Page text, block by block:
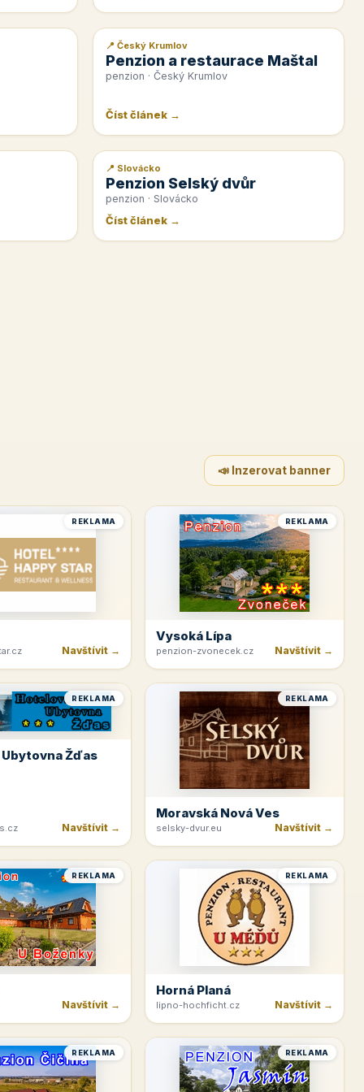
📰 PR článek
📍 Český Krumlov
Penzion a restaurace Maštal
penzion · Český Krumlov
Číst článek →
📰 PR článek
📍 Slovácko
Penzion Selský dvůr
penzion · Slovácko
Číst článek →
📣 Inzerovat banner
REKLAMA
Navštívit →
REKLAMA
Vysoká Lípa
penzion-zvonecek.cz Navštívit →
REKLAMA
Žďas
Navštívit →
REKLAMA
Moravská Nová Ves
selsky-dvur.eu Navštívit →
REKLAMA
Navštívit →
REKLAMA
Horná Planá
lipno-hochficht.cz Navštívit →
REKLAMA REKLAMA